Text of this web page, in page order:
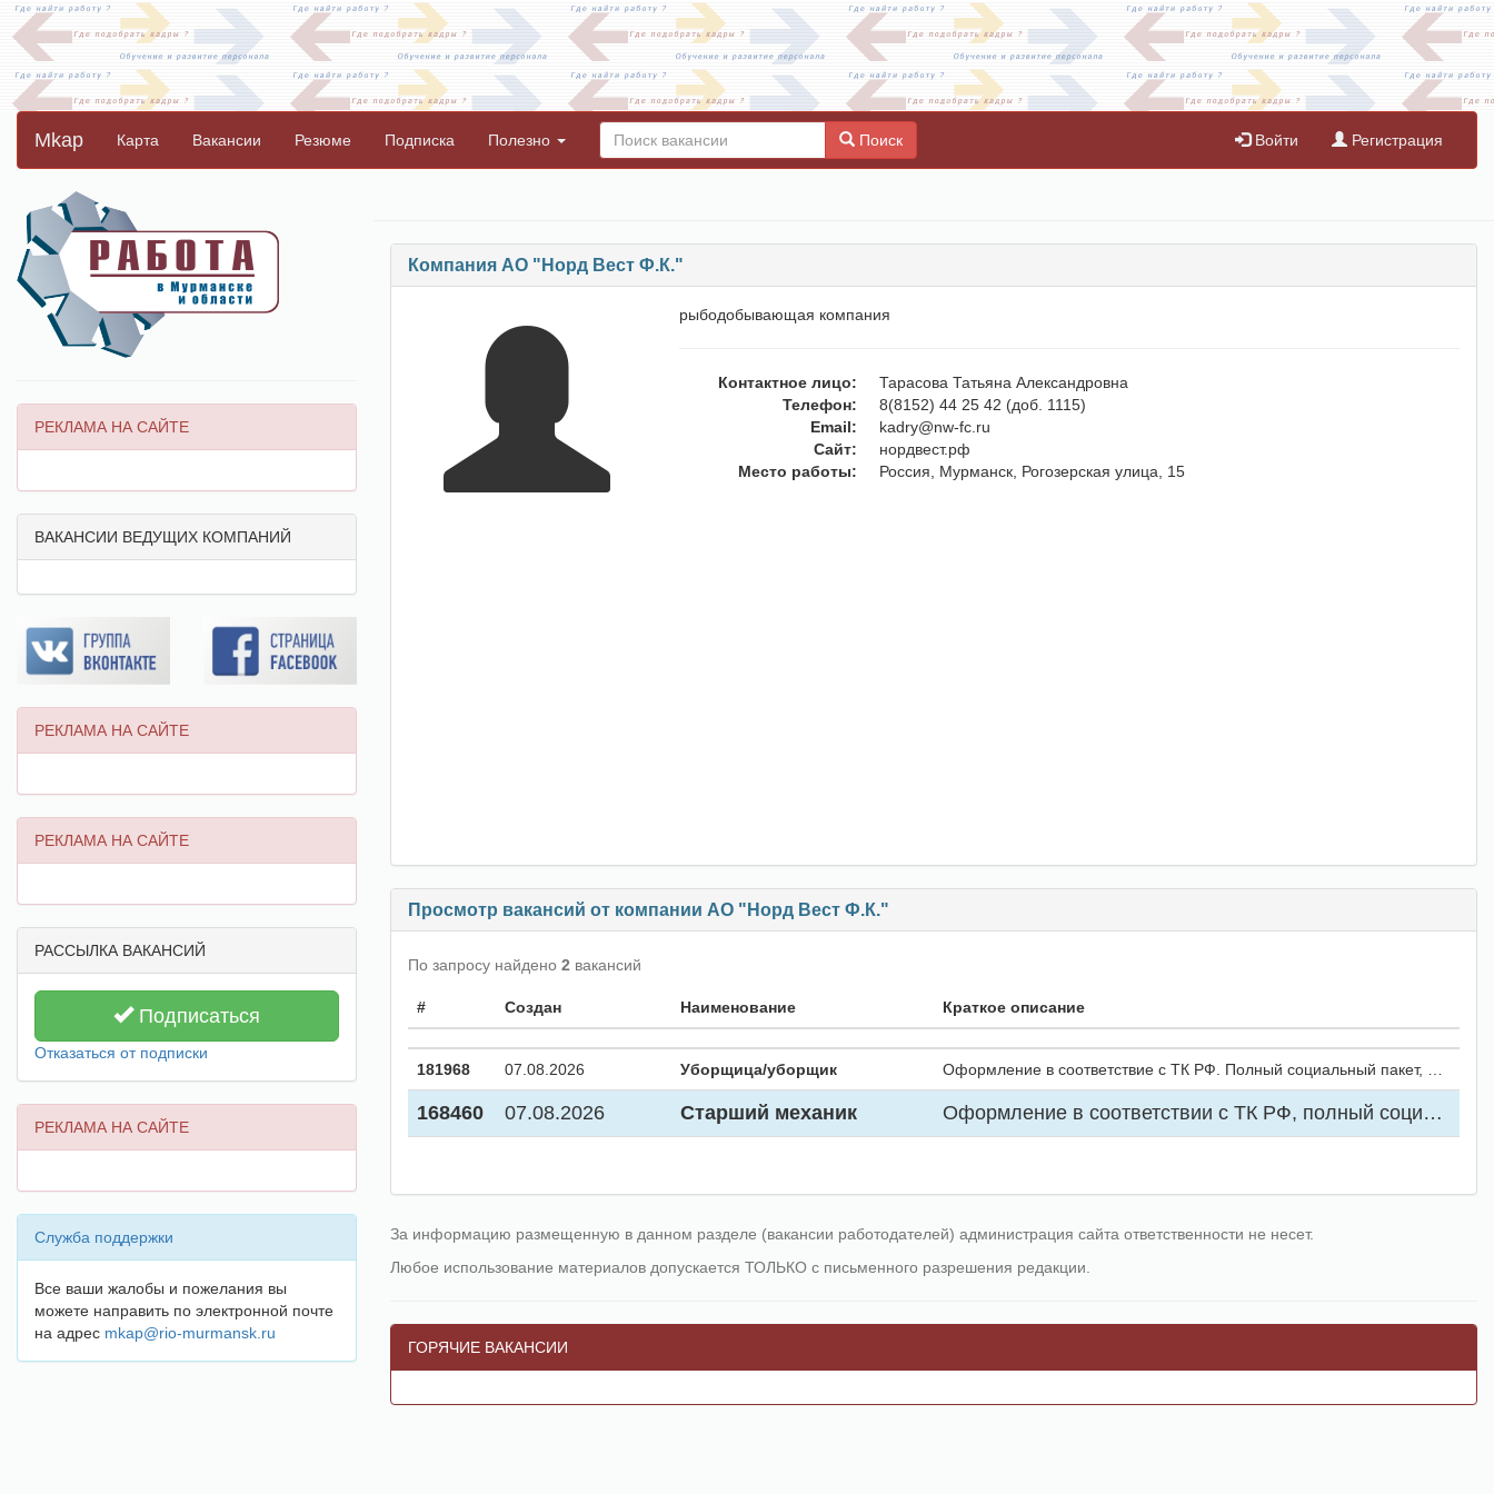
Mkap Карта Вакансии Резюме Подписка Полезно Поиск Войти Регистрация
РЕКЛАМА НА САЙТЕ
ВАКАНСИИ ВЕДУЩИХ КОМПАНИЙ
РЕКЛАМА НА САЙТЕ
РЕКЛАМА НА САЙТЕ
РАССЫЛКА ВАКАНСИЙ
Подписаться
Отказаться от подписки
РЕКЛАМА НА САЙТЕ
Служба поддержки
Все ваши жалобы и пожелания вы
можете направить по электронной почте
на адрес mkap@rio-murmansk.ru
Компания АО "Норд Вест Ф.К."
рыбодобывающая компания
Контактное лицо:
Тарасова Татьяна Александровна
Телефон:
8(8152) 44 25 42 (доб. 1115)
Email:
kadry@nw-fc.ru
Сайт:
нордвест.рф
Место работы:
Россия, Мурманск, Рогозерская улица, 15
Просмотр вакансий от компании АО "Норд Вест Ф.К."
По запросу найдено 2 вакансий
# Создан Наименование Краткое описание
181968 07.08.2026 Уборщица/уборщик Оформление в соответствие с ТК РФ. Полный социальный пакет, отпуск 52 календарных дня. Возможна работа по совместительству в режиме неполного рабочего времени, в том числе в утреннее и вечернее время.
168460 07.08.2026 Старший механик Оформление в соответствии с ТК РФ, полный социальный пакет. Прибрежный лов.
За информацию размещенную в данном разделе (вакансии работодателей) администрация сайта ответственности не несет.
Любое использование материалов допускается ТОЛЬКО с письменного разрешения редакции.
ГОРЯЧИЕ ВАКАНСИИ